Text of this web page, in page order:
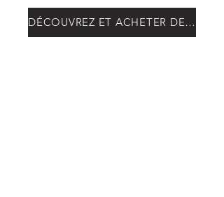
DÉCOUVREZ ET ACHETER DES MARQUES